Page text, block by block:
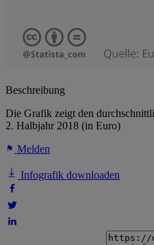
Beschreibung
Die Grafik zeigt den
2. Halbjahr 2018 (in Euro)
Melden
Infografik downloaden